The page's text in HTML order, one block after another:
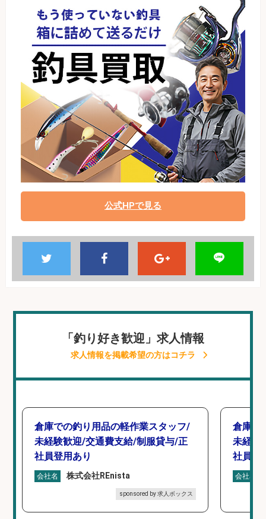
公式HPで見る
「釣り好き歓迎」求人情報
求人情報を掲載希望の方はコチラ
倉庫での釣り用品の軽作業スタッフ/
未経験歓迎/交通費支給/制服貸与/正
社員登用あり
会社名 株式会社REnista
sponsored by 求人ボックス
倉庫で
未経験
社員登
会社名